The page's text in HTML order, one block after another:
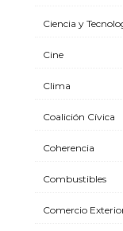
Ciencia y
Cine
Clima
Coalición Cívica
Coherencia
Combustibles
Comercio